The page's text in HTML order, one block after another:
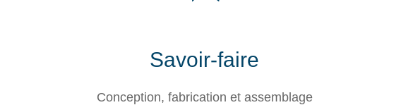
Savoir-faire
Conception, fabrication et assemblage